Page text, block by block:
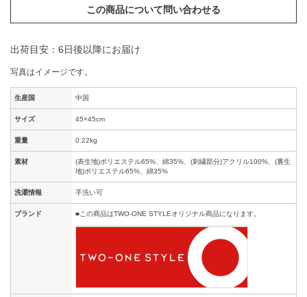
この商品について問い合わせる
出荷目安：6日後以降にお届け
写真はイメージです。
生産国 中国
サイズ 45×45cm
重量 0.22kg
素材
(表生地)ポリエステル65%、綿35%、(刺繍部分)アクリル100%、(裏生
地)ポリエステル65%、綿35%
洗濯情報 手洗い可
ブランド ■この商品はTWO-ONE STYLEオリジナル商品になります。